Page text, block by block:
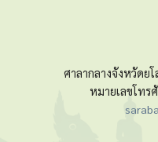
ศาลากลางจังหวัดย
หมายเลขโทร